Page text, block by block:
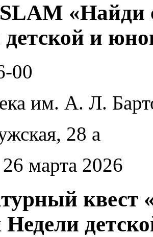
«Найди
детской и
00
им. А. Л.
28 а
26 марта 2026
квест
Недели